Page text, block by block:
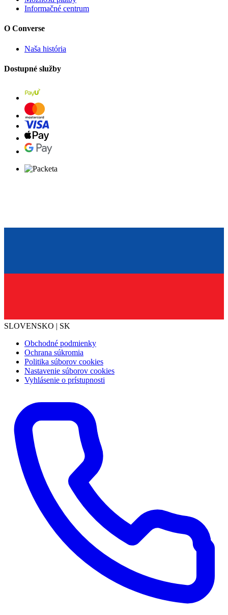
Informačné centrum
O Converse
Naša história
Dostupné služby
SLOVENSKO | SK
Obchodné podmienky
Ochrana súkromia
Politika súborov cookies
Nastavenie súborov cookies
Vyhlásenie o prístupnosti